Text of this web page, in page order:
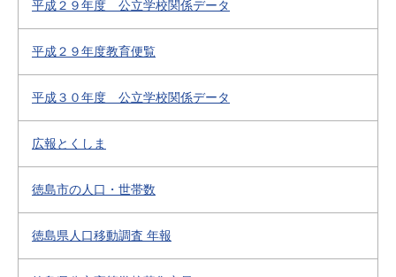
平成２９年度 公立学校関係データ
平成２９年度教育便覧
平成３０年度 公立学校関係データ
広報とくしま
徳島市の人口・世帯数
徳島県人口移動調査 年報